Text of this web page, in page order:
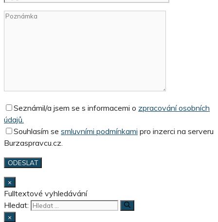
Seznámil/a jsem se s informacemi o zpracování osobních
údajů.
Souhlasím se smluvními podmínkami pro inzerci na serveru
Burzaspravcu.cz.
×
Fulltextové vyhledávání
Hledat:
×